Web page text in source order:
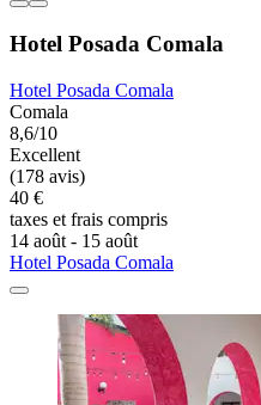
Hotel Posada Comala
Hotel Posada Comala
Comala
8,6/10
Excellent
(178 avis)
40 €
taxes et frais compris
14 août - 15 août
Hotel Posada Comala